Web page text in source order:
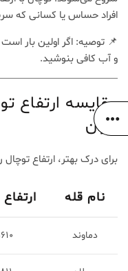
افراد حساس یا کسانی که
📌 توصیه: اگر اولین بار
و آب کافی بنوشید.
مقایسه ارتفاع
ایران
برای درک بهتر، ارتفاع
نام قله
دماوند